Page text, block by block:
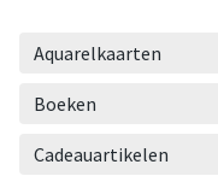
Aquarelkaarten
Boeken
Cadeauartikelen